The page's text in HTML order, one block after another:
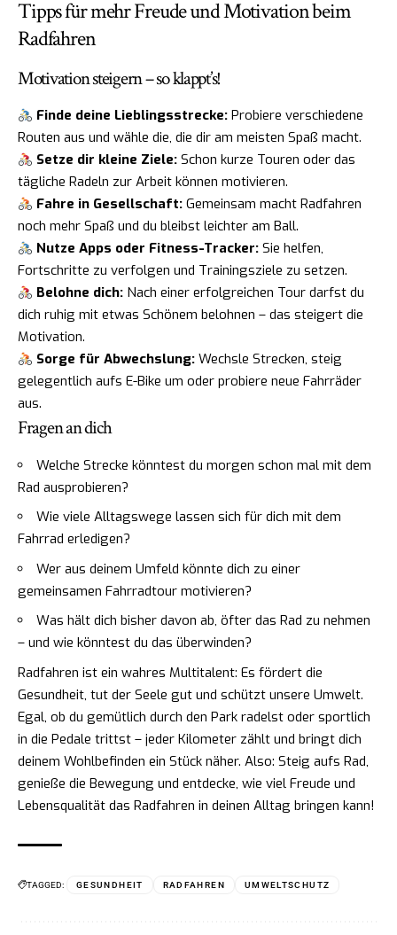
Tipps für mehr Freude und Motivation beim
Radfahren
Motivation steigern – so klappt’s!
Finde deine Lieblingsstrecke: Probiere verschiedene
Routen aus und wähle die, die dir am meisten Spaß macht.
Setze dir kleine Ziele: Schon kurze Touren oder das
tägliche Radeln zur Arbeit können motivieren.
Fahre in Gesellschaft: Gemeinsam macht Radfahren
noch mehr Spaß und du bleibst leichter am Ball.
Nutze Apps oder Fitness-Tracker: Sie helfen,
Fortschritte zu verfolgen und Trainingsziele zu setzen.
Belohne dich: Nach einer erfolgreichen Tour darfst du
dich ruhig mit etwas Schönem belohnen – das steigert die
Motivation.
Sorge für Abwechslung: Wechsle Strecken, steig
gelegentlich aufs E-Bike um oder probiere neue Fahrräder
aus.
Fragen an dich
Welche Strecke könntest du morgen schon mal mit dem
Rad ausprobieren?
Wie viele Alltagswege lassen sich für dich mit dem
Fahrrad erledigen?
Wer aus deinem Umfeld könnte dich zu einer
gemeinsamen Fahrradtour motivieren?
Was hält dich bisher davon ab, öfter das Rad zu nehmen
– und wie könntest du das überwinden?
Radfahren ist ein wahres Multitalent: Es fördert die
Gesundheit, tut der Seele gut und schützt unsere Umwelt.
Egal, ob du gemütlich durch den Park radelst oder sportlich
in die Pedale trittst – jeder Kilometer zählt und bringt dich
deinem Wohlbefinden ein Stück näher. Also: Steig aufs Rad,
genieße die Bewegung und entdecke, wie viel Freude und
Lebensqualität das Radfahren in deinen Alltag bringen kann!
TAGGED: GESUNDHEIT RADFAHREN UMWELTSCHUTZ